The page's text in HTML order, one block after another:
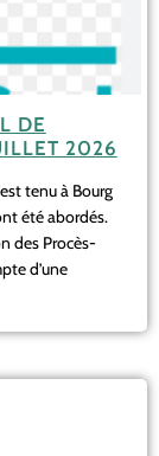
DE
2026
tenu à Bourg
été abordés.
des Procès-
d’une